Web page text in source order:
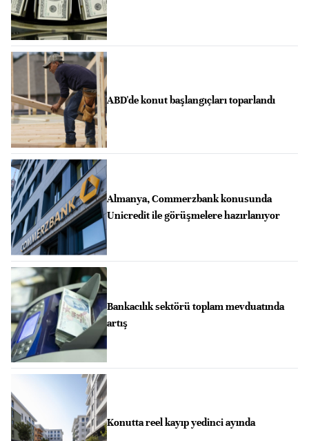
ABD'de konut başlangıçları toparlandı
Almanya, Commerzbank konusunda
Unicredit ile görüşmelere hazırlanıyor
Bankacılık sektörü toplam mevduatında
artış
Konutta reel kayıp yedinci ayında